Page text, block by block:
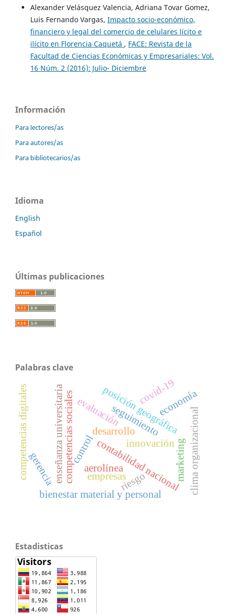
Alexander Velásquez Valencia, Adriana Tovar Gomez,
Luis Fernando Vargas, Impacto socio-económico,
financiero y legal del comercio de celulares lícito e
ilícito en Florencia Caquetá , FACE: Revista de la
Facultad de Ciencias Económicas y Empresariales: Vol.
16 Núm. 2 (2016): Julio- Diciembre
Información
Para lectores/as
Para autores/as
Para bibliotecarios/as
Idioma
English
Español
Últimas publicaciones
Palabras clave
control
evaluaciónseguimiento
competencias sociales innovación
posición geográfica
desarrollo
contabilidad nacional
bienestar material y personal
marketing
enseñanza universitaria aerolínea
covid-19economía
riesgo
gerencia
competencias digitales empresas clima organizacional
Estadisticas